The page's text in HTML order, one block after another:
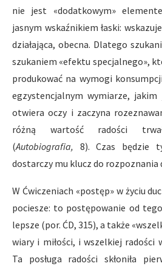
nie jest «dodatkowym»
jasnym wskaźnikiem łaski:
działająca, obecna. Dlatego
szukaniem «efektu specjalnego»,
produkować na wymogi
egzystencjalnym wymiarze, jakim
otwiera oczy i zaczyna
różną wartość radości
(Autobiografia, 8). Czas będzie
dostarczy mu klucz do rozpoznania
W Ćwiczeniach «postęp» w życiu
pociesze: to postępowanie od
lepsze (por. ĆD, 315), a także
wiary i miłości, i wszelkiej radości
Ta posługa radości skłoniła